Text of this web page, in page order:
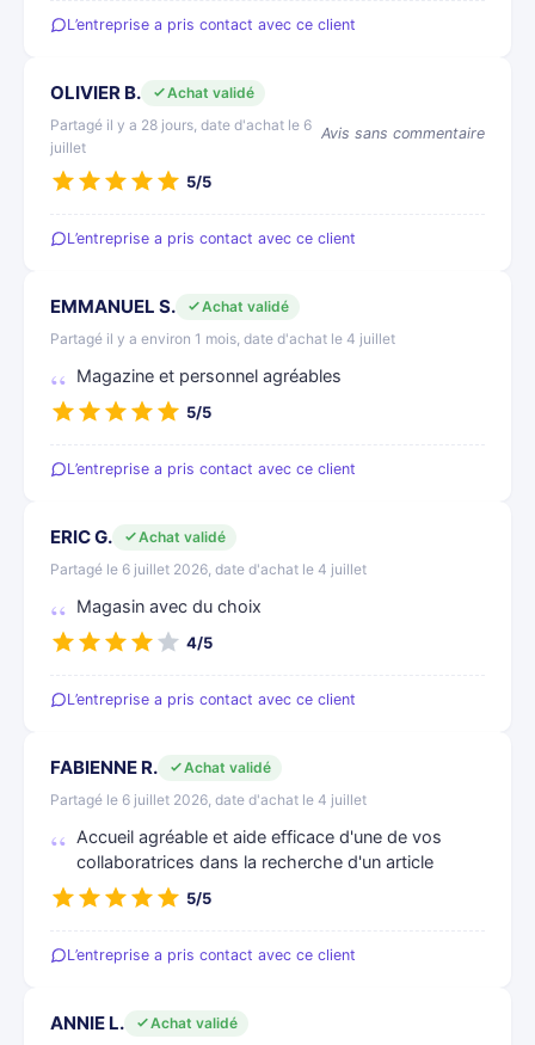
L’entreprise a pris contact avec ce client
OLIVIER B.
Achat validé
Partagé il y a 28 jours, date d'achat le 6
juillet
Avis sans commentaire
5/5
L’entreprise a pris contact avec ce client
EMMANUEL S.
Achat validé
Partagé il y a environ 1 mois, date d'achat le 4 juillet
Magazine et personnel agréables
5/5
L’entreprise a pris contact avec ce client
ERIC G.
Achat validé
Partagé le 6 juillet 2026, date d'achat le 4 juillet
Magasin avec du choix
4/5
L’entreprise a pris contact avec ce client
FABIENNE R.
Achat validé
Partagé le 6 juillet 2026, date d'achat le 4 juillet
Accueil agréable et aide efficace d'une de vos
collaboratrices dans la recherche d'un article
5/5
L’entreprise a pris contact avec ce client
ANNIE L.
Achat validé